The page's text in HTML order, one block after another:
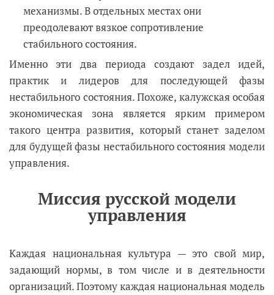
механизмы. В отдельных местах они
преодолевают вязкое сопротивление
стабильного состояния.
Именно эти два периода создают задел идей,
практик и лидеров для последующей фазы
нестабильного состояния. Похоже, калужская особая
экономическая зона является ярким примером
такого центра развития, который станет заделом
для будущей фазы нестабильного состояния модели
управления.
Миссия русской модели
управления
Каждая национальная культура — это свой мир,
задающий нормы, в том числе и в деятельности
организаций. Поэтому каждая национальная модель